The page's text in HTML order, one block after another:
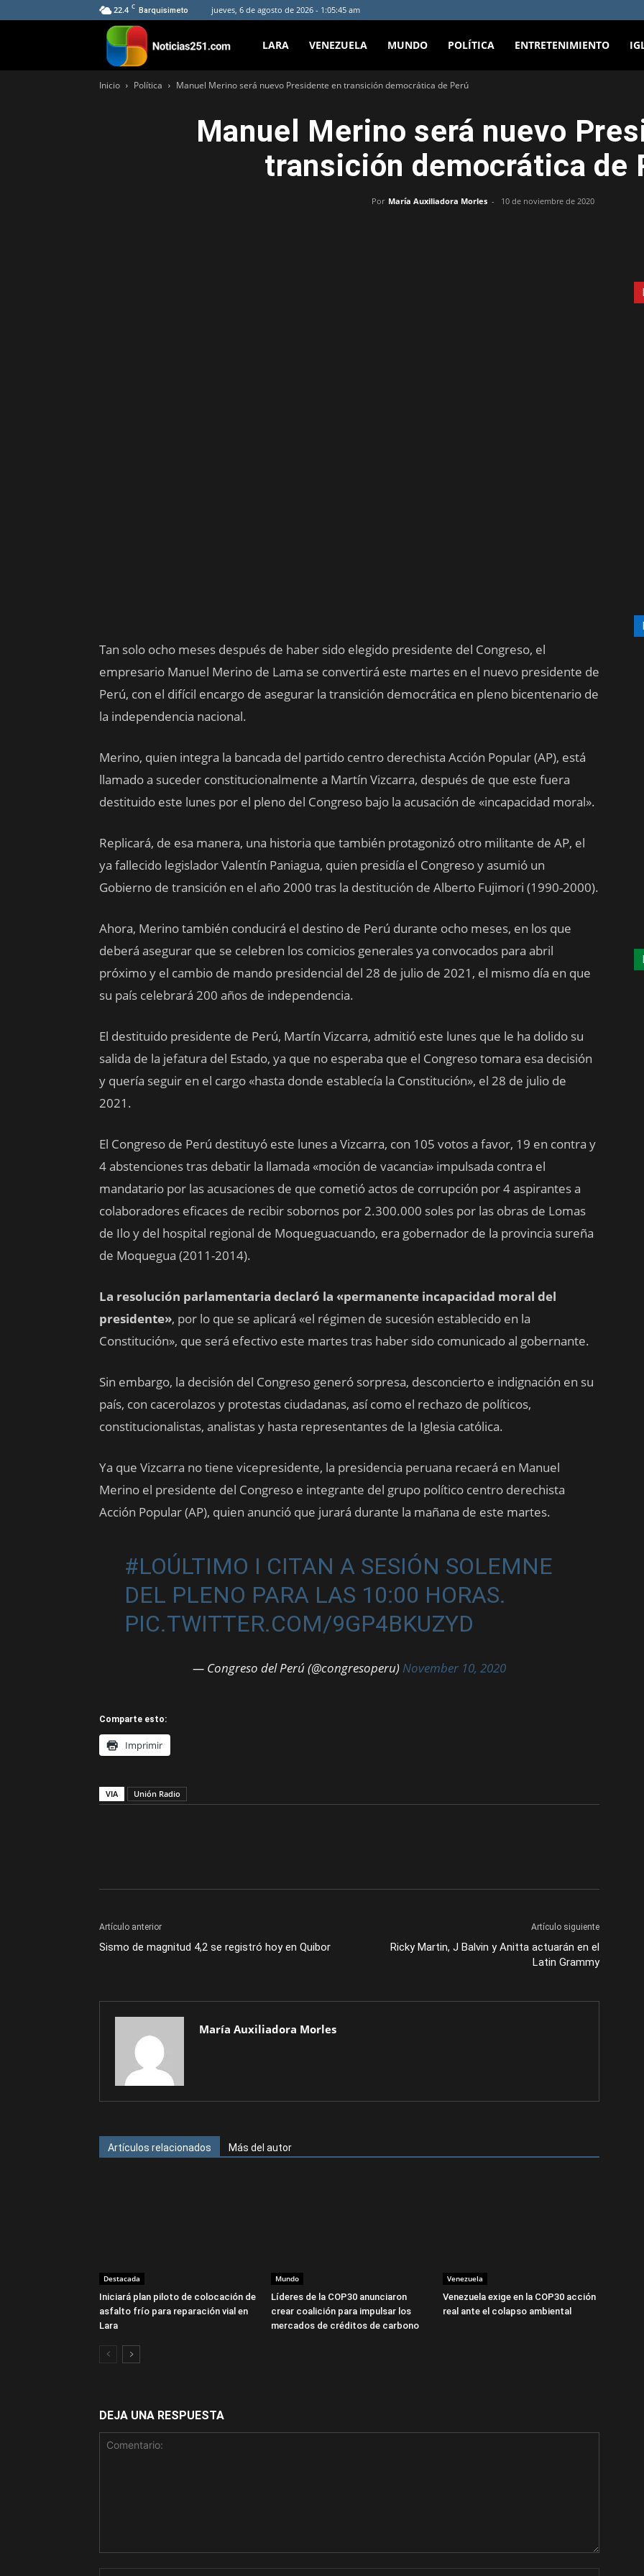
22.4 C Barquisimeto jueves, 6 de agosto de 2026 - 1:05:45 am
Noticias251
LARA VENEZUELA MUNDO POLÍTICA ENTRETENIMIENTO
Inicio Política Manuel Merino será nuevo Presidente en transición democrática de Perú
Manuel Merino será nuevo
transición democrática de
Por María Auxiliadora Morles - 10 de noviembre de 2020
Tan solo ocho meses después de haber sido elegido presidente del Congreso, el
empresario Manuel Merino de Lama se convertirá este martes en el nuevo presidente de
Perú, con el difícil encargo de asegurar la transición democrática en pleno bicentenario de
la independencia nacional.
Merino, quien integra la bancada del partido centro derechista Acción Popular (AP), está
llamado a suceder constitucionalmente a Martín Vizcarra, después de que este fuera
destituido este lunes por el pleno del Congreso bajo la acusación de «incapacidad moral».
Replicará, de esa manera, una historia que también protagonizó otro militante de AP, el
ya fallecido legislador Valentín Paniagua, quien presidía el Congreso y asumió un
Gobierno de transición en el año 2000 tras la destitución de Alberto Fujimori (1990-2000).
Ahora, Merino también conducirá el destino de Perú durante ocho meses, en los que
deberá asegurar que se celebren los comicios generales ya convocados para abril
próximo y el cambio de mando presidencial del 28 de julio de 2021, el mismo día en que
su país celebrará 200 años de independencia.
El destituido presidente de Perú, Martín Vizcarra, admitió este lunes que le ha dolido su
salida de la jefatura del Estado, ya que no esperaba que el Congreso tomara esa decisión
y quería seguir en el cargo «hasta donde establecía la Constitución», el 28 de julio de
2021.
El Congreso de Perú destituyó este lunes a Vizcarra, con 105 votos a favor, 19 en contra y
4 abstenciones tras debatir la llamada «moción de vacancia» impulsada contra el
mandatario por las acusaciones de que cometió actos de corrupción por 4 aspirantes a
colaboradores eficaces de recibir sobornos por 2.300.000 soles por las obras de Lomas
de Ilo y del hospital regional de Moqueguacuando, era gobernador de la provincia sureña
de Moquegua (2011-2014).
La resolución parlamentaria declaró la «permanente incapacidad moral del
presidente», por lo que se aplicará «el régimen de sucesión establecido en la
Constitución», que será efectivo este martes tras haber sido comunicado al gobernante.
Sin embargo, la decisión del Congreso generó sorpresa, desconcierto e indignación en su
país, con cacerolazos y protestas ciudadanas, así como el rechazo de políticos,
constitucionalistas, analistas y hasta representantes de la Iglesia católica.
Ya que Vizcarra no tiene vicepresidente, la presidencia peruana recaerá en Manuel
Merino el presidente del Congreso e integrante del grupo político centro derechista
Acción Popular (AP), quien anunció que jurará durante la mañana de este martes.
#LOÚLTIMO I CITAN A SESIÓN SOLEMNE
DEL PLENO PARA LAS 10:00 HORAS.
PIC.TWITTER.COM/9GP4BKUZYD
— Congreso del Perú (@congresoperu) November 10, 2020
Comparte esto:
Imprimir
VIA Unión Radio
Artículo anterior
Sismo de magnitud 4,2 se registró hoy en Quibor
Artículo siguiente
Ricky Martin, J Balvin y Anitta actuarán en el
Latin Grammy
María Auxiliadora Morles
Artículos relacionados Más del autor
Destacada
Iniciará plan piloto de colocación de
asfalto frío para reparación vial en
Lara
Mundo
Líderes de la COP30 anunciaron
crear coalición para impulsar los
mercados de créditos de carbono
Venezuela
Venezuela exige en la COP30 acción
real ante el colapso ambiental
DEJA UNA RESPUESTA